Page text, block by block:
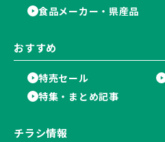
食品メーカー・県産品
おすすめ
特売セール
特集・まとめ記事
チラシ情報